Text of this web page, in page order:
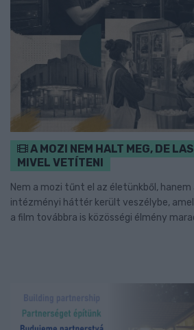
A MOZI NEM HALT MEG, DE
MIVEL VETÍTENI
Nem a mozi tűnt el az életünkből, hanem
intézményi háttér került veszélybe,
a film továbbra is közösségi élmény